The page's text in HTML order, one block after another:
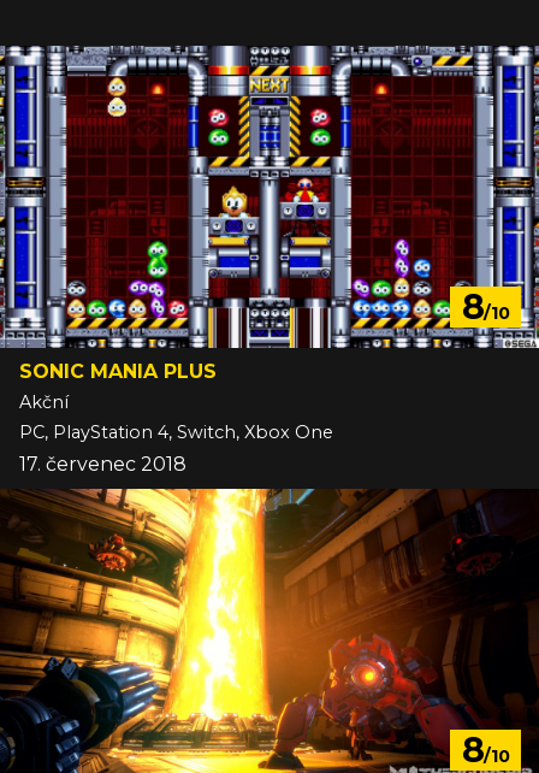
8/10
SONIC MANIA PLUS
Akční
PC, PlayStation 4, Switch, Xbox One
17. červenec 2018
8/10